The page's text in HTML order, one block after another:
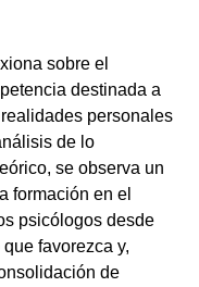
sobre el
destinada a
personales
de lo
se observa un
formación en el
psicólogos desde
favorezca y,
de